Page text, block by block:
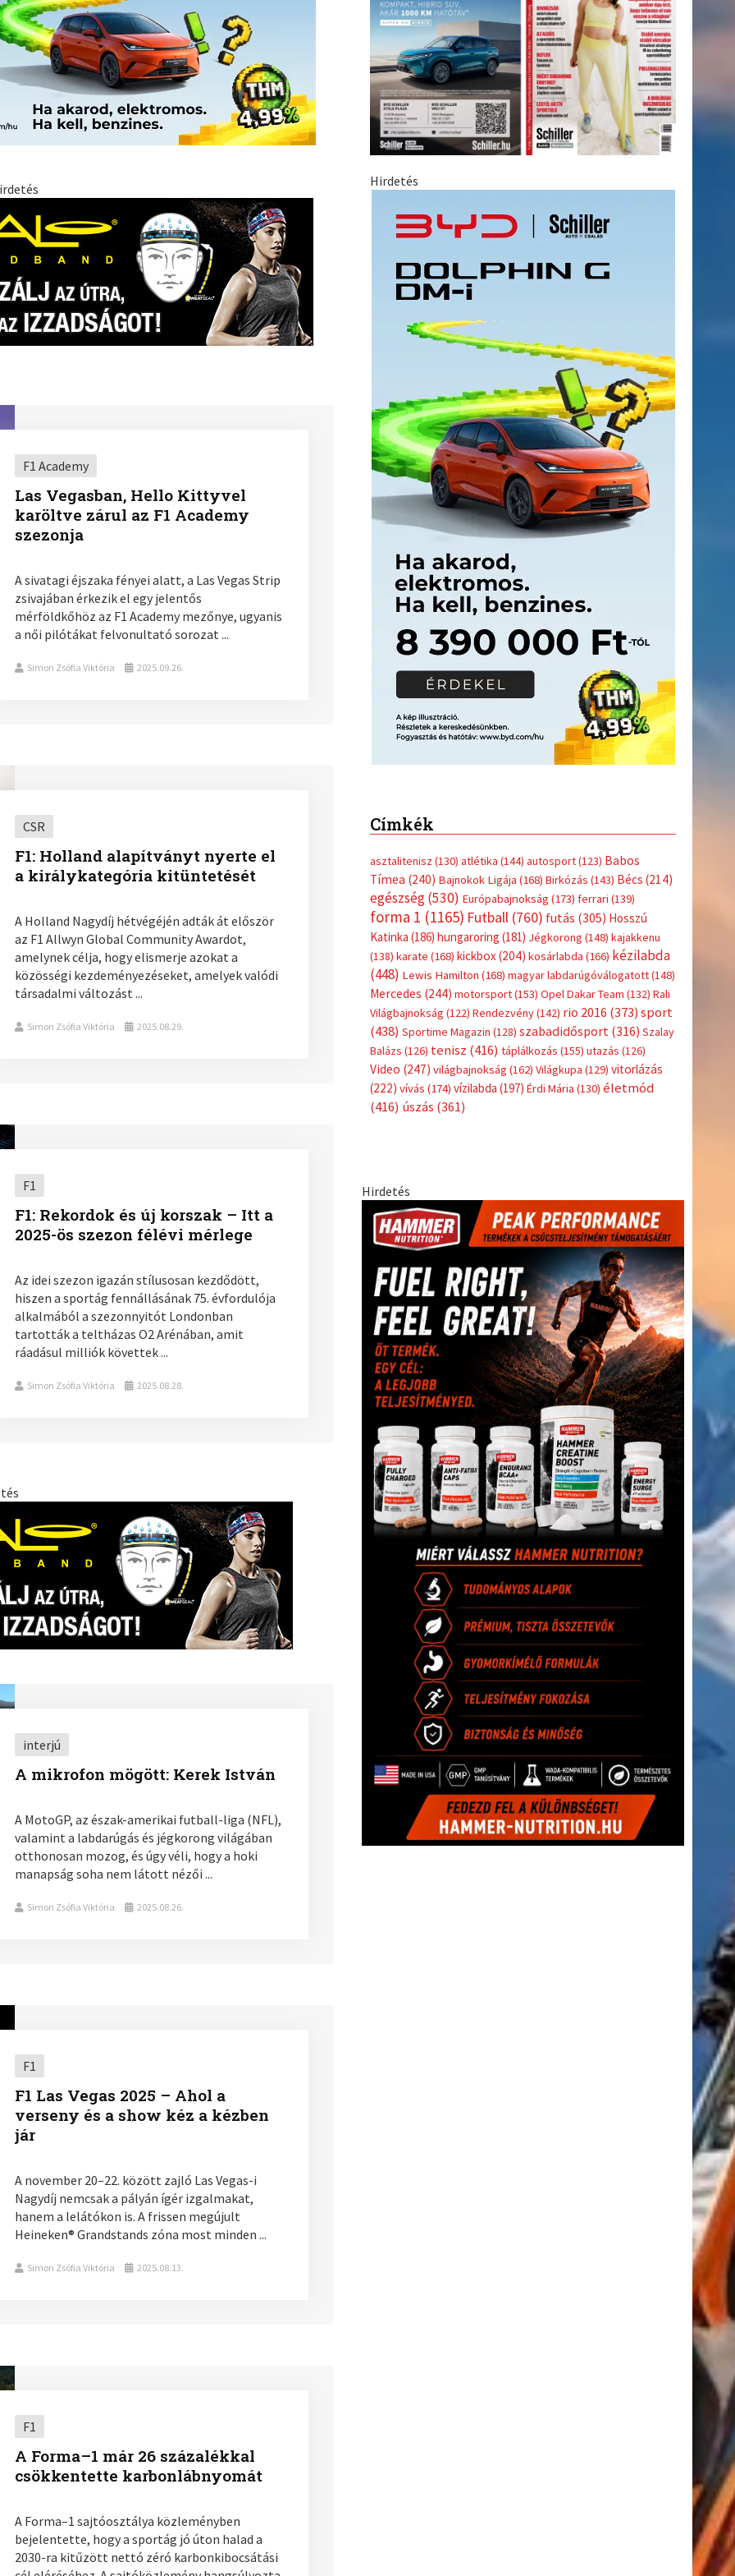
F1 Academy
Las Vegasban, Hello Kittyvel
karöltve zárul az F1 Academy
szezonja
A sivatagi éjszaka fényei alatt, a Las Vegas Strip
zsivajában érkezik el egy jelentős
mérföldkőhöz az F1 Academy mezőnye, ugyanis
a női pilótákat felvonultató sorozat ...
Simon Zsófia Viktória 2025.09.26.
CSR
F1: Holland alapítványt nyerte el
a királykategória kitüntetését
A Holland Nagydíj hétvégéjén adták át először
az F1 Allwyn Global Community Awardot,
amelynek célja, hogy elismerje azokat a
közösségi kezdeményezéseket, amelyek valódi
társadalmi változást ...
Simon Zsófia Viktória 2025.08.29.
F1
F1: Rekordok és új korszak – Itt a
2025-ös szezon félévi mérlege
Az idei szezon igazán stílusosan kezdődött,
hiszen a sportág fennállásának 75. évfordulója
alkalmából a szezonnyitót Londonban
tartották a teltházas O2 Arénában, amit
ráadásul milliók követtek ...
Simon Zsófia Viktória 2025.08.28.
interjú
A mikrofon mögött: Kerek István
A MotoGP, az észak-amerikai futball-liga (NFL),
valamint a labdarúgás és jégkorong világában
otthonosan mozog, és úgy véli, hogy a hoki
manapság soha nem látott nézői ...
Simon Zsófia Viktória 2025.08.26.
F1
F1 Las Vegas 2025 – Ahol a
verseny és a show kéz a kézben
jár
A november 20–22. között zajló Las Vegas-i
Nagydíj nemcsak a pályán ígér izgalmakat,
hanem a lelátókon is. A frissen megújult
Heineken® Grandstands zóna most minden ...
Simon Zsófia Viktória 2025.08.13.
F1
A Forma–1 már 26 százalékkal
csökkentette karbonlábnyomát
A Forma–1 sajtóosztálya közleményben
bejelentette, hogy a sportág jó úton halad a
2030-ra kitűzött nettó zéró karbonkibocsátási
Hirdetés
Címkék
asztalitenisz (130) atlétika (144) autosport(123) Babos
Tímea (240) Bajnokok Ligája (168) Birkózás (143) Bécs (214)
egészség(530) Európabajnokság (173) ferrari (139)
forma 1 (1165) Futball (760) futás (305) Hosszú
Katinka (186) hungaroring (181) Jégkorong (148) kajakkenu
(138) karate (168) kickbox(204) kosárlabda (166) kézilabda
(448) Lewis Hamilton (168) magyar labdarúgóválogatott(148)
Mercedes (244) motorsport(153) Opel Dakar Team (132) Rali
Világbajnokság (122) Rendezvény(142) rio 2016 (373) sport
(438) Sportime Magazin (128) szabadidősport (316) Szalay
Balázs (126) tenisz (416) táplálkozás (155) utazás (126)
Video (247) világbajnokság (162) Világkupa (129) vitorlázás
(222) vívás (174) vízilabda (197) Érdi Mária (130) életmód
(416) úszás (361)
Hirdetés